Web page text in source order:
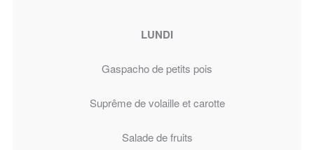
LUNDI
Gaspacho de petits pois
Suprême de volaille et carotte
Salade de fruits